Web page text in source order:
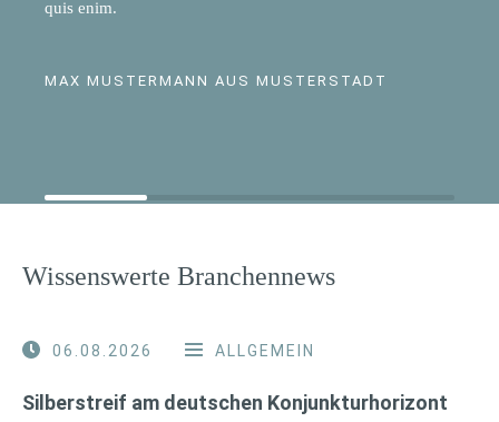
quis enim.
MAX MUSTERMANN AUS MUSTERSTADT
Wissenswerte Branchennews
06.08.2026 ALLGEMEIN
Silberstreif am deutschen Konjunkturhorizont